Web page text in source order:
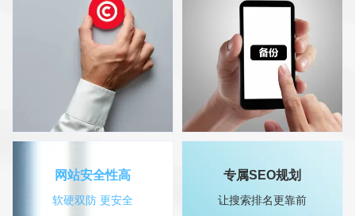
业视觉识别度和网上形像。
示，提高用户使用体验，增加
转化率。
杜绝版权纠纷
互广从源头杜绝版权问题。创
终身维护升级
为保证客户权益，互广在合同
网站安全性高
软硬双防 更安全
专属SEO规划
让搜索排名更靠前